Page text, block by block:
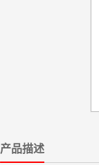
产品描述